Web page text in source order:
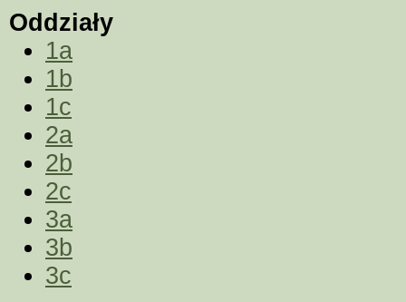
Oddziały
1a
1b
1c
2a
2b
2c
3a
3b
3c